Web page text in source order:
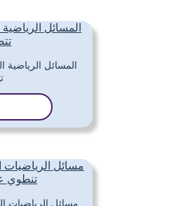
المسائل الرياضية
مسائل الرياضيات
تنطوي